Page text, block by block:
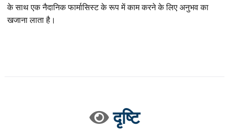
के साथ एक नैदानिक फार्मासिस्ट के रूप में काम करने के लिए अनुभव का
खजाना लाता है।
दृष्टि